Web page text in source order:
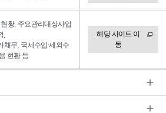
황, 주요관리대상사업
,
채무, 국세수입·세외수
현황 등
해당 사이트 이
동